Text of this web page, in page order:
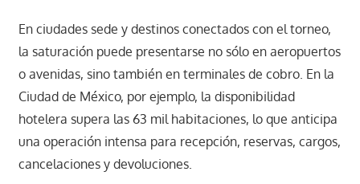
En ciudades sede y destinos conectados con el torneo,
la saturación puede presentarse no sólo en aeropuertos
o avenidas, sino también en terminales de cobro. En la
Ciudad de México, por ejemplo, la disponibilidad
hotelera supera las 63 mil habitaciones, lo que anticipa
una operación intensa para recepción, reservas, cargos,
cancelaciones y devoluciones.